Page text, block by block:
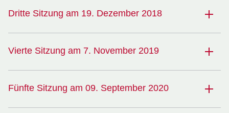
Dritte Sitzung am 19. Dezember 2018
Vierte Sitzung am 7. November 2019
Fünfte Sitzung am 09. September 2020